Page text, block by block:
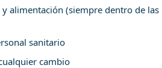
alimentación (siempre dentro de las
sanitario
cambio